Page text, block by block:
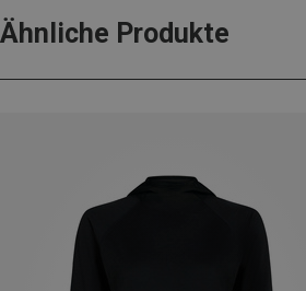
Ähnliche Produkte